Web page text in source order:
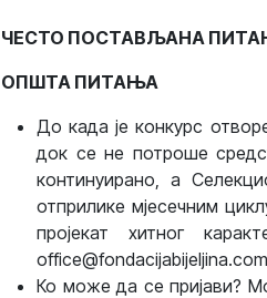
ЧЕСТО ПОСТАВЉАНА
ОПШТА ПИТАЊА
До када је конкурс
док се не потроше
континуирано, а
отприлике мјесечним
пројекат хитног
office@fondacijabijeljina.com
Ко може да се пријави?